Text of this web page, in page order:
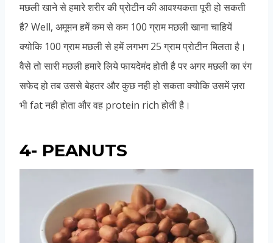
मछली खाने से हमारे शरीर की प्रोटीन की आवश्यकता पूरी हो सकती
है? Well, अमूमन हमें कम से कम 100 ग्राम मछली खाना चाहियें
क्योकि 100 ग्राम मछली से हमें लगभग 25 ग्राम प्रोटीन मिलता है।
वैसे तो सारी मछली हमारे लिये फायदेमंद होती है पर अगर मछली का रंग
सफेद हो तब उससे बेहतर और कुछ नही हो सकता क्योकि उसमें ज़रा
भी fat नही होता और वह protein rich होती है।
4- PEANUTS